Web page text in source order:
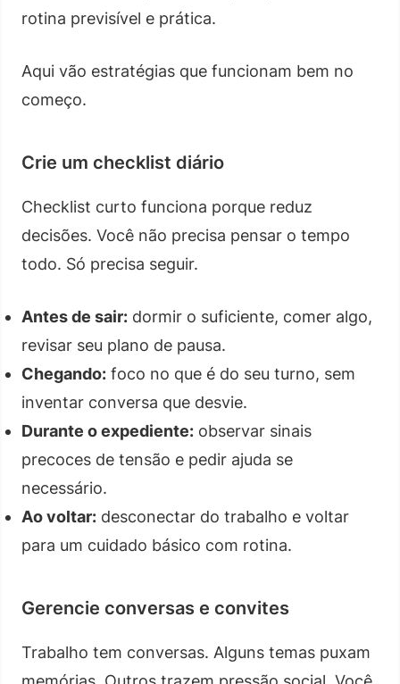
rotina previsível e prática.
Aqui vão estratégias que funcionam bem no
começo.
Crie um checklist diário
Checklist curto funciona porque reduz
decisões. Você não precisa pensar o tempo
todo. Só precisa seguir.
Antes de sair: dormir o suficiente, comer algo,
revisar seu plano de pausa.
Chegando: foco no que é do seu turno, sem
inventar conversa que desvie.
Durante o expediente: observar sinais
precoces de tensão e pedir ajuda se
necessário.
Ao voltar: desconectar do trabalho e voltar
para um cuidado básico com rotina.
Gerencie conversas e convites
Trabalho tem conversas. Alguns temas puxam